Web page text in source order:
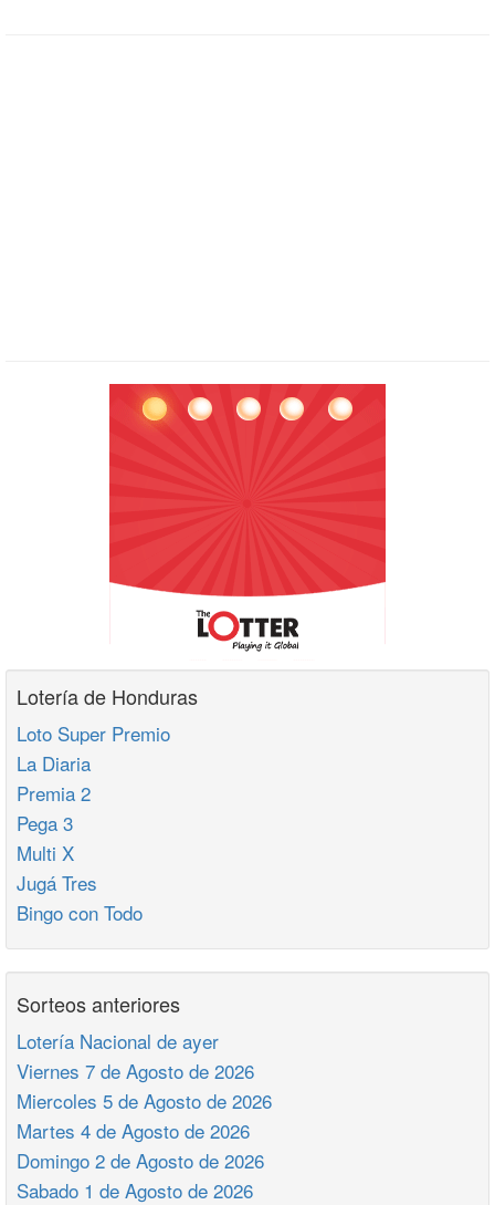
Lotería de Honduras
Loto Super Premio
La Diaria
Premia 2
Pega 3
Multi X
Jugá Tres
Bingo con Todo
Sorteos anteriores
Lotería Nacional de ayer
Viernes 7 de Agosto de 2026
Miercoles 5 de Agosto de 2026
Martes 4 de Agosto de 2026
Domingo 2 de Agosto de 2026
Sabado 1 de Agosto de 2026